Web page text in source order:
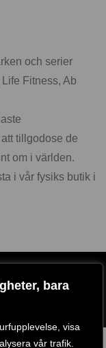
bara
visa
vår trafik.
och serier
Fitness, Ab
tillgodose de
om i världen.
i vår fysiks butik i